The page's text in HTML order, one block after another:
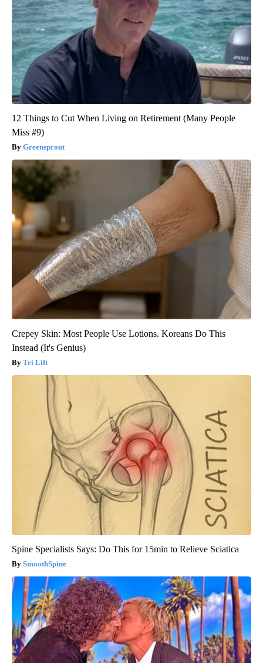
12 Things to Cut When Living on Retirement (Many People
Miss #9)
Greensprout
Crepey Skin: Most People Use Lotions. Koreans Do This
Instead (It's Genius)
Tri Lift
Spine Specialists Says: Do This for 15min to Relieve Sciatica
SmoothSpine